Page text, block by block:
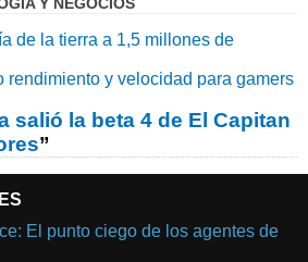
de la tierra a 1,5 millones de
rendimiento y velocidad para gamers
salió la beta 4 de El Capitan
”
El punto ciego de los agentes de